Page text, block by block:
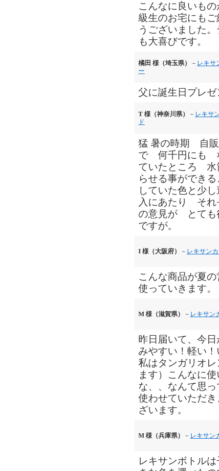
こんなに良いも
級生のお宅にも
うございました
も大喜びです。
橘田 様（埼玉県） － レキサ
ー
父に誕生日プレ
T 様（神奈川県） － レキサ
ド
猛 暑の時期 自
で 何千円にも
ていたところ 水
らせる事ができ
していた色と少
入にあたり それ
の意見が とても
ですが。
I 様（大阪府） － レキサン
こんな商品が夏
使っていきます。
M 様（滋賀県） － レキサン
昨日届いて、今
みやすい！軽い
私はタンガリオ
ます）こんなに
な、、なんて思
使わせていただ
ざいます。
M 様（兵庫県） － レキサン
レキサンボトル